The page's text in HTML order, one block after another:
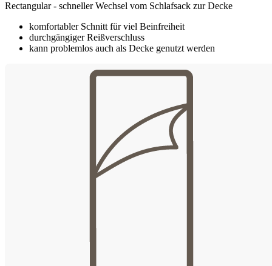
Rectangular - schneller Wechsel vom Schlafsack zur Decke
komfortabler Schnitt für viel Beinfreiheit
durchgängiger Reißverschluss
kann problemlos auch als Decke genutzt werden